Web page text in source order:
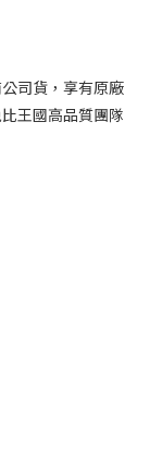
司貨，享有原廠
王國高品質團隊